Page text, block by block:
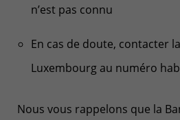
n’est pas connu
En cas de doute, contacter
Luxembourg au numéro
Nous vous rappelons que la